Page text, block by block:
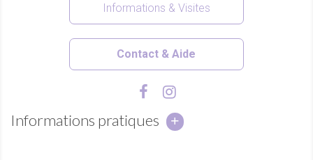
Informations & Visites
Contact & Aide
Informations pratiques